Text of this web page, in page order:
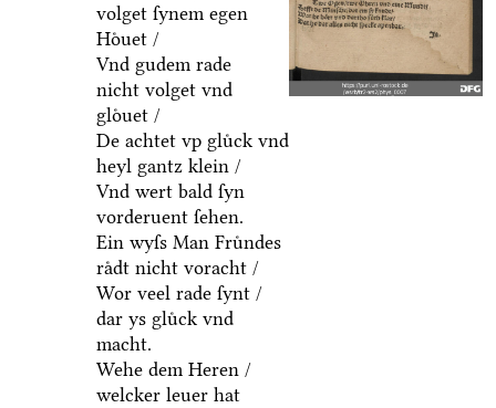
volget ſynem egen
Hoͤuet /
Vnd gudem rade
nicht volget vnd
gloͤuet /
De achtet vp gluͤck vnd
heyl gantz klein /
Vnd wert bald ſyn
vorderuent ſehen.
Ein wyſs Man Fruͤndes
raͤdt nicht voracht /
Wor veel rade ſynt /
dar ys gluͤck vnd
macht.
Wehe dem Heren /
welcker leuer hat